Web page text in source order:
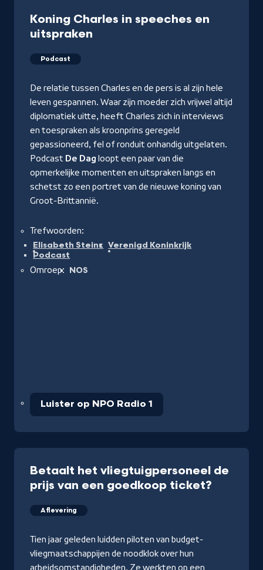
Koning Charles in speeches en
uitspraken
Podcast
De relatie tussen Charles en de pers is al zijn hele
leven gespannen. Waar zijn moeder zich vrijwel altijd
diplomatiek uitte, heeft Charles zich in interviews
en toespraken als kroonprins geregeld
gepassioneerd, fel of ronduit onhandig uitgelaten.
Podcast De Dag loopt een paar van die
opmerkelijke momenten en uitspraken langs en
schetst zo een portret van de nieuwe koning van
Groot-Brittannië.
Trefwoorden:
Elisabeth Steinz Verenigd Koninkrijk
Podcast
Omroep: NOS
Luister op NPO Radio 1
Betaalt het vliegtuigpersoneel de
prijs van een goedkoop ticket?
Aflevering
Tien jaar geleden luidden piloten van budget-
vliegmaatschappijen de noodklok over hun
arbeidsomstandigheden. Ze werkten op een